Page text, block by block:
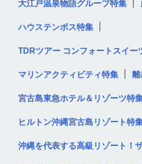
大江戸温泉物語グループ特集
ハウステンボス特集
TDRツアー コンフォートスイー
マリンアクティビティ特集
宮古島東急ホテル＆リゾーツ特
ヒルトン沖縄宮古島リゾート特
沖縄を代表する高級リゾート！